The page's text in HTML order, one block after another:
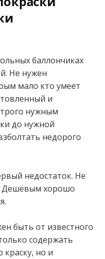
баллончиках
Не нужен
мало кто умеет
и
нужным
до нужной
недорого
недостаток. Не
Дешёвым хорошо
быть от известного
содержать
но и